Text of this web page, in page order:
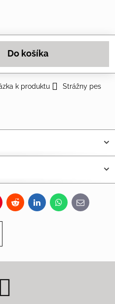
Do košíka
k produktu
Strážny pes
RedditLinkedInWhatsApp
E-
mail